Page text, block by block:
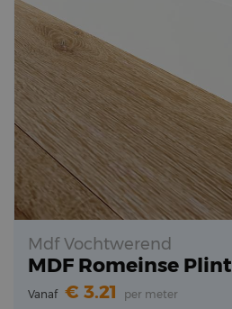
Mdf Vochtwerend
MDF Romeinse Plint
Vanaf 3.21 per meter